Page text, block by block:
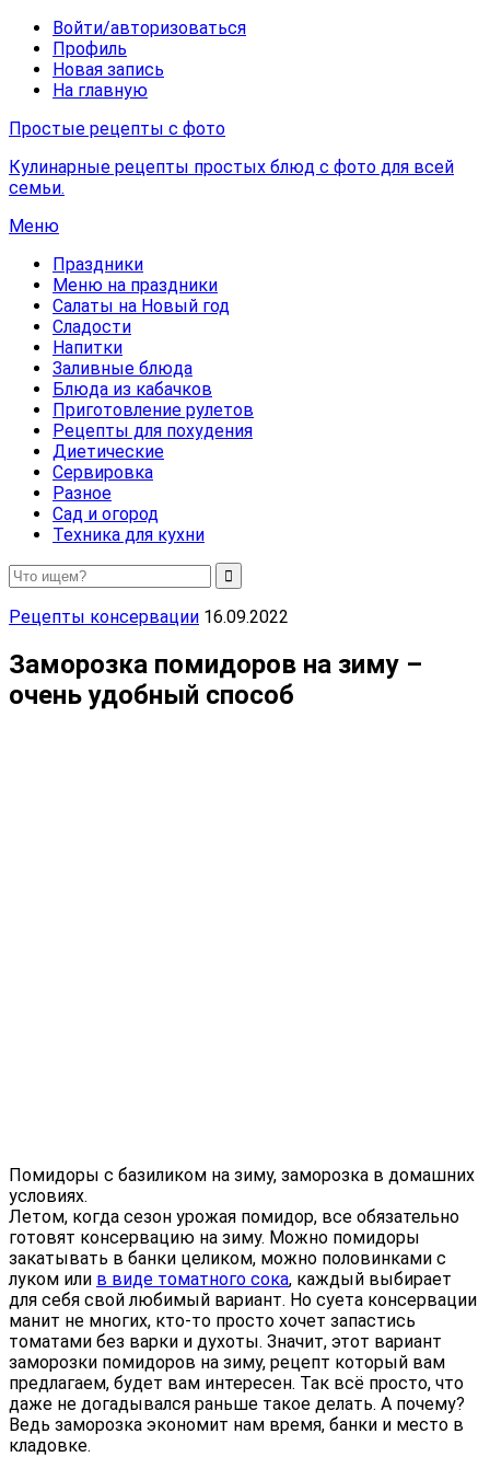
Войти/авторизоваться
Профиль
Новая запись
На главную
Простые рецепты с фото
Кулинарные рецепты простых блюд с фото для всей
семьи.
Меню
Праздники
Меню на праздники
Салаты на Новый год
Сладости
Напитки
Заливные блюда
Блюда из кабачков
Приготовление рулетов
Рецепты для похудения
Диетические
Сервировка
Разное
Сад и огород
Техника для кухни
Рецепты консервации 16.09.2022
Заморозка помидоров на зиму –
очень удобный способ
Помидоры с базиликом на зиму, заморозка в домашних
условиях.
Летом, когда сезон урожая помидор, все обязательно
готовят консервацию на зиму. Можно помидоры
закатывать в банки целиком, можно половинками с
луком или в виде томатного сока, каждый выбирает
для себя свой любимый вариант. Но суета консервации
манит не многих, кто-то просто хочет запастись
томатами без варки и духоты. Значит, этот вариант
заморозки помидоров на зиму, рецепт который вам
предлагаем, будет вам интересен. Так всё просто, что
даже не догадывался раньше такое делать. А почему?
Ведь заморозка экономит нам время, банки и место в
кладовке.